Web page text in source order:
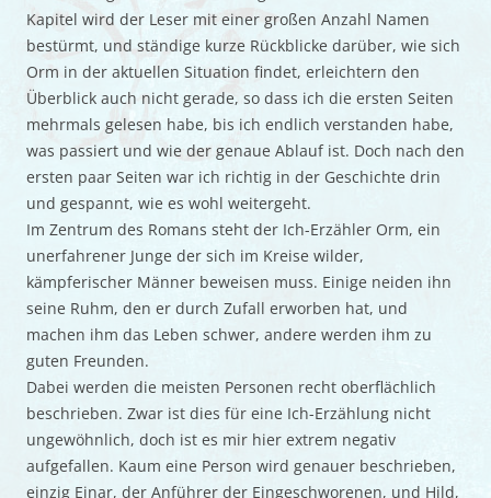
Kapitel wird der Leser mit einer großen Anzahl Namen
bestürmt, und ständige kurze Rückblicke darüber, wie sich
Orm in der aktuellen Situation findet, erleichtern den
Überblick auch nicht gerade, so dass ich die ersten Seiten
mehrmals gelesen habe, bis ich endlich verstanden habe,
was passiert und wie der genaue Ablauf ist. Doch nach den
ersten paar Seiten war ich richtig in der Geschichte drin
und gespannt, wie es wohl weitergeht.
Im Zentrum des Romans steht der Ich-Erzähler Orm, ein
unerfahrener Junge der sich im Kreise wilder,
kämpferischer Männer beweisen muss. Einige neiden ihn
seine Ruhm, den er durch Zufall erworben hat, und
machen ihm das Leben schwer, andere werden ihm zu
guten Freunden.
Dabei werden die meisten Personen recht oberflächlich
beschrieben. Zwar ist dies für eine Ich-Erzählung nicht
ungewöhnlich, doch ist es mir hier extrem negativ
aufgefallen. Kaum eine Person wird genauer beschrieben,
einzig Einar, der Anführer der Eingeschworenen, und Hild,